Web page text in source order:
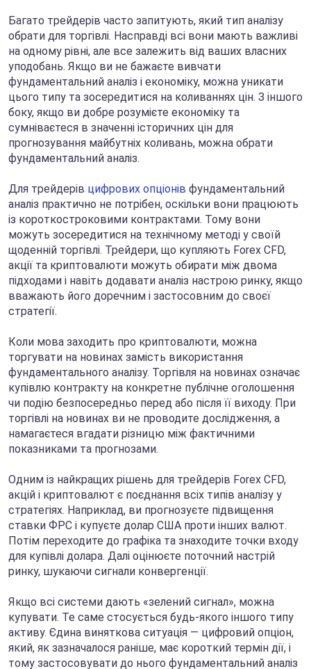
Багато трейдерів часто запитують, який тип аналізу
обрати для торгівлі. Насправді всі вони мають важливі
на одному рівні, але все залежить від ваших власних
уподобань. Якщо ви не бажаєте вивчати
фундаментальний аналіз і економіку, можна уникати
цього типу та зосередитися на коливаннях цін. З іншого
боку, якщо ви добре розумієте економіку та
сумніваєтеся в значенні історичних цін для
прогнозування майбутніх коливань, можна обрати
фундаментальний аналіз.
Для трейдерів цифрових опціонів фундаментальний
аналіз практично не потрібен, оскільки вони працюють
із короткостроковими контрактами. Тому вони
можуть зосередитися на технічному методі у своїй
щоденній торгівлі. Трейдери, що купляють Forex CFD,
акції та криптовалюти можуть обирати між двома
підходами і навіть додавати аналіз настрою ринку, якщо
вважають його доречним і застосовним до своєї
стратегії.
Коли мова заходить про криптовалюти, можна
торгувати на новинах замість використання
фундаментального аналізу. Торгівля на новинах означає
купівлю контракту на конкретне публічне оголошення
чи подію безпосередньо перед або після її виходу. При
торгівлі на новинах ви не проводите дослідження, а
намагаєтеся вгадати різницю між фактичними
показниками та прогнозами.
Одним із найкращих рішень для трейдерів Forex CFD,
акцій і криптовалют є поєднання всіх типів аналізу у
стратегіях. Наприклад, ви прогнозуєте підвищення
ставки ФРС і купуєте долар США проти інших валют.
Потім переходите до графіка та знаходите точки входу
для купівлі долара. Далі оцінюєте поточний настрій
ринку, шукаючи сигнали конвергенції.
Якщо всі системи дають «зелений сигнал», можна
купувати. Те саме стосується будь-якого іншого типу
активу. Єдина виняткова ситуація — цифровий опціон,
який, як зазначалося раніше, має короткий термін дії, і
тому застосовувати до нього фундаментальний аналіз